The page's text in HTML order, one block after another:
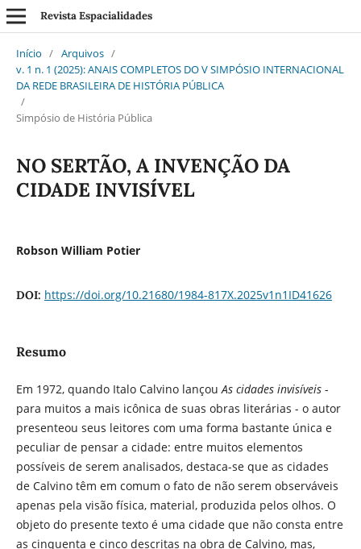
Revista Espacialidades
Início / Arquivos /
v. 1 n. 1 (2025): ANAIS COMPLETOS DO V SIMPÓSIO INTERNACIONAL
DA REDE BRASILEIRA DE HISTÓRIA PÚBLICA
/
Simpósio de História Pública
NO SERTÃO, A INVENÇÃO DA
CIDADE INVISÍVEL
Robson William Potier
DOI: https://doi.org/10.21680/1984-817X.2025v1n1ID41626
Resumo
Em 1972, quando Italo Calvino lançouAs cidades invisíveis-
para muitos a mais icônica de suas obras literárias - o autor
presenteou seus leitores com uma forma bastante única e
peculiar de pensar a cidade: entre muitos elementos
possíveis de serem analisados, destaca-se que as cidades
de Calvino têm em comum o fato de não serem observáveis
apenas pela visão física, material, produzida pelos olhos. O
objeto do presente texto é uma cidade que não consta entre
as cinquenta e cinco descritas na obra de Calvino, mas,